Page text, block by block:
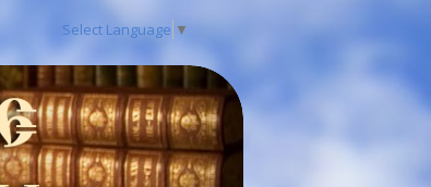
Select Language ▼